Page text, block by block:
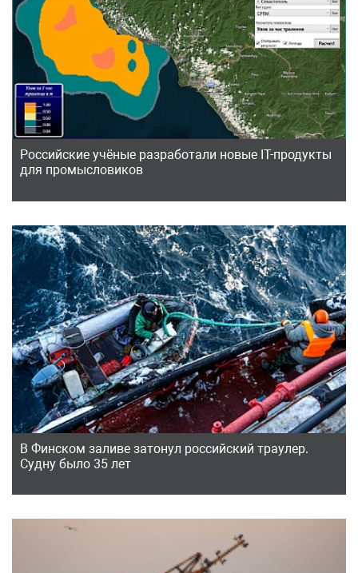
Российские учёные разработали новые IT-продукты
для промысловиков
В Финском заливе затонул российский траулер.
Судну было 35 лет